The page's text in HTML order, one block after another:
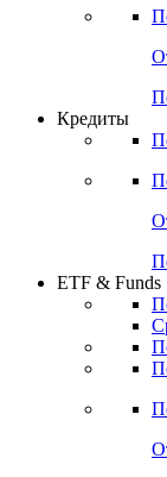
Кредиты
ETF & Funds